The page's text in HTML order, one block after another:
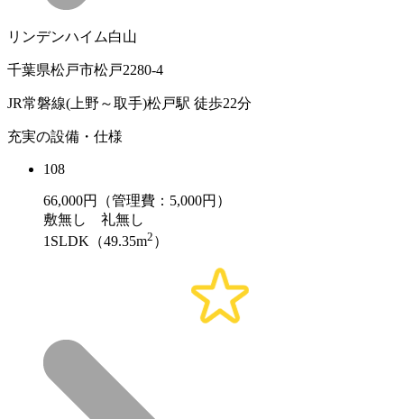
リンデンハイム白山
千葉県松戸市松戸2280-4
JR常磐線(上野～取手)松戸駅 徒歩22分
充実の設備・仕様
108
66,000円（管理費：5,000円）
敷無し 礼無し
1SLDK（49.35m2 ）